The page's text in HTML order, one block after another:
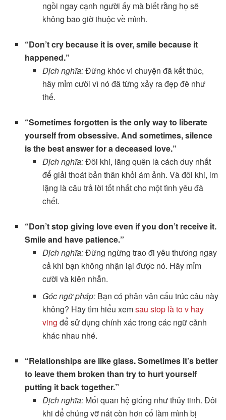
ngồi ngay cạnh người ấy mà biết rằng họ sẽ
không bao giờ thuộc về mình.
“Don’t cry because it is over, smile because it
happened.”
Dịch nghĩa:Đừng khóc vì chuyện đã kết thúc,
hãy mỉm cười vì nó đã từng xảy ra đẹp đẽ như
thế.
“Sometimes forgotten is the only way to liberate
yourself from obsessive. And sometimes, silence
is the best answer for a deceased love.”
Dịch nghĩa:Đôi khi, lãng quên là cách duy nhất
để giải thoát bản thân khỏi ám ảnh. Và đôi khi, im
lặng là câu trả lời tốt nhất cho một tình yêu đã
chết.
“Don’t stop giving love even if you don’t receive it.
Smile and have patience.”
Dịch nghĩa:Đừng ngừng trao đi yêu thương ngay
cả khi bạn không nhận lại được nó. Hãy mỉm
cười và kiên nhẫn.
Góc ngữ pháp:Bạn có phân vân cấu trúc câu này
không? Hãy tìm hiểu xemsau stop là to v hay
ving để sử dụng chính xác trong các ngữ cảnh
khác nhau nhé.
“Relationships are like glass. Sometimes it’s better
to leave them broken than try to hurt yourself
putting it back together.”
Dịch nghĩa:Mối quan hệ giống như thủy tinh. Đôi
khi để chúng vỡ nát còn hơn cố làm mình bị